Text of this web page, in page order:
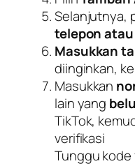
Selanjutnya,
telepon
Masukkan
diinginkan,
Masukkan
lain yang
TikTok,
verifikasi
Tunggu kode